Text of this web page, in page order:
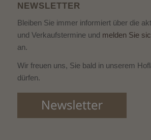
NEWSLETTER
Bleiben Sie immer informiert über die
und Verkaufstermine und melden Sie
an.
Wir freuen uns, Sie bald in unserem
dürfen.